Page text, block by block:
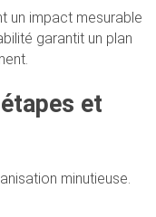
un impact mesurable
garantit un plan
et
minutieuse.